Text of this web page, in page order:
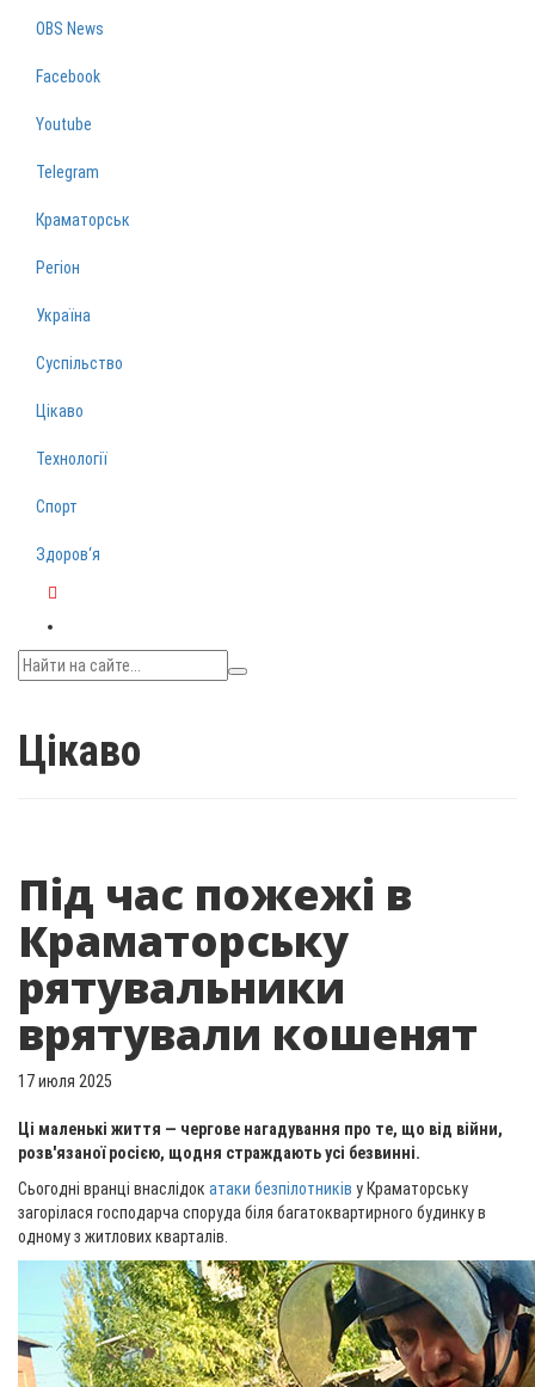
OBS News
Facebook
Youtube
Telegram
Краматорськ
Регіон
Україна
Суспільство
Цікаво
Технології
Спорт
Здоров‘я
Цікаво
Під час пожежі в
Краматорську
рятувальники
врятували кошенят
17 июля 2025
Ці маленькі життя — чергове нагадування про те, що від війни,
розв'язаної росією, щодня страждають усі безвинні.
Сьогодні вранці внаслідок атаки безпілотників у Краматорську
загорілася господарча споруда біля багатоквартирного будинку в
одному з житлових кварталів.